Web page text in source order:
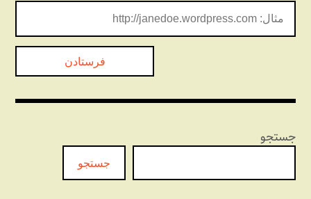
جستجو
جستجو